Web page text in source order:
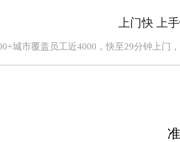
成部分。旺店通电商进销存软
、财务报表等。这些报告不仅
告，企业管理层可以更好地掌
上门快 上
城市覆盖员工近4000，快至29分钟上门
准